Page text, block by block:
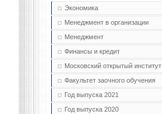
Экономика
Менеджмент в организации
Менеджмент
Финансы и кредит
Московский открытый институт
Факультет заочного обучения
Год выпуска 2021
Год выпуска 2020